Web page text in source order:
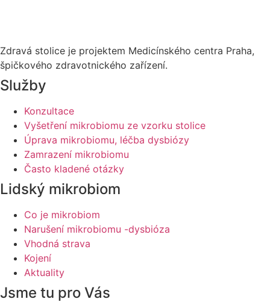
Zdravá stolice je projektem Medicínského centra Praha,
špičkového zdravotnického zařízení.
Služby
Konzultace
Vyšetření mikrobiomu ze vzorku stolice
Úprava mikrobiomu, léčba dysbiózy
Zamrazení mikrobiomu
Často kladené otázky
Lidský mikrobiom
Co je mikrobiom
Narušení mikrobiomu -dysbióza
Vhodná strava
Kojení
Aktuality
Jsme tu pro Vás